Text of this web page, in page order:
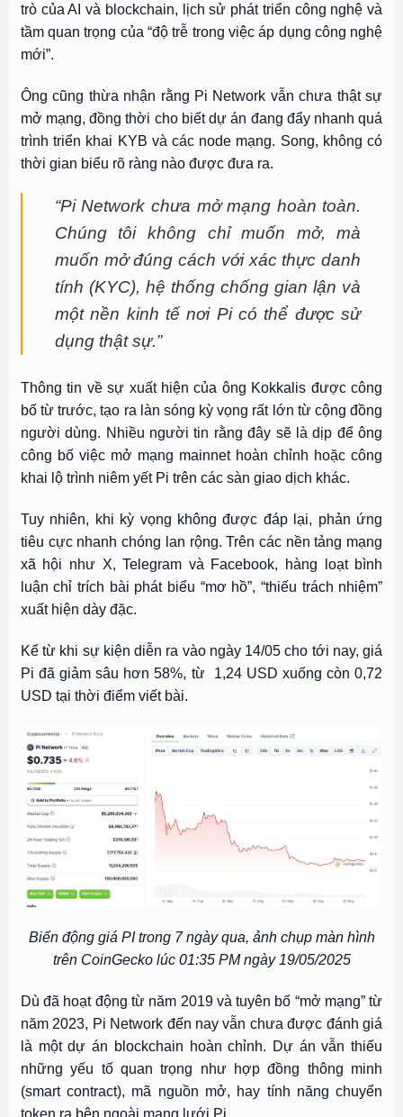
trò của AI và blockchain, lịch sử phát triển công nghệ và
tầm quan trọng của “độ trễ trong việc áp dụng công nghệ
mới”.
Ông cũng thừa nhận rằng Pi Network vẫn chưa thật sự
mở mạng, đồng thời cho biết dự án đang đẩy nhanh quá
trình triển khai KYB và các node mạng. Song, không có
thời gian biểu rõ ràng nào được đưa ra.
“Pi Network chưa mở mạng hoàn toàn.
Chúng tôi không chỉ muốn mở, mà
muốn mở đúng cách với xác thực danh
tính (KYC), hệ thống chống gian lận và
một nền kinh tế nơi Pi có thể được sử
dụng thật sự.”
Thông tin về sự xuất hiện của ông Kokkalis được công
bố từ trước, tạo ra làn sóng kỳ vọng rất lớn từ cộng đồng
người dùng. Nhiều người tin rằng đây sẽ là dịp để ông
công bố việc mở mạng mainnet hoàn chỉnh hoặc công
khai lộ trình niêm yết Pi trên các sàn giao dịch khác.
Tuy nhiên, khi kỳ vọng không được đáp lại, phản ứng
tiêu cực nhanh chóng lan rộng. Trên các nền tảng mạng
xã hội như X, Telegram và Facebook, hàng loạt bình
luận chỉ trích bài phát biểu “mơ hồ”, “thiếu trách nhiệm”
xuất hiện dày đặc.
Kể từ khi sự kiện diễn ra vào ngày 14/05 cho tới nay, giá
Pi đã giảm sâu hơn 58%, từ 1,24 USD xuống còn 0,72
USD tại thời điểm viết bài.
Biến động giá PI trong 7 ngày qua, ảnh chụp màn hình
trên CoinGecko lúc 01:35 PM ngày 19/05/2025
Dù đã hoạt động từ năm 2019 và tuyên bố “mở mạng” từ
năm 2023, Pi Network đến nay vẫn chưa được đánh giá
là một dự án blockchain hoàn chỉnh. Dự án vẫn thiếu
những yếu tố quan trọng như hợp đồng thông minh
(smart contract), mã nguồn mở, hay tính năng chuyển
token ra bên ngoài mạng lưới Pi.